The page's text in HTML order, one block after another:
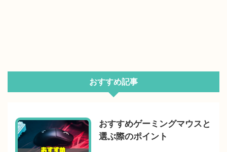
おすすめ記事
おすすめゲーミングマウスと
選ぶ際のポイント